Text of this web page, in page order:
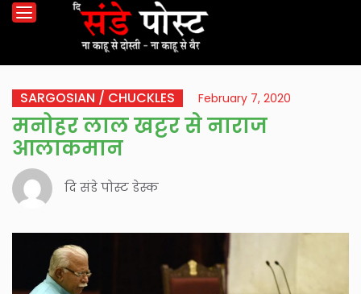
SARGOSIAN / CHUCKLES February 7, 2020
मनोहर लाल खट्टर से नाराज
आलाकमान
दि संडे पोस्ट डेस्क